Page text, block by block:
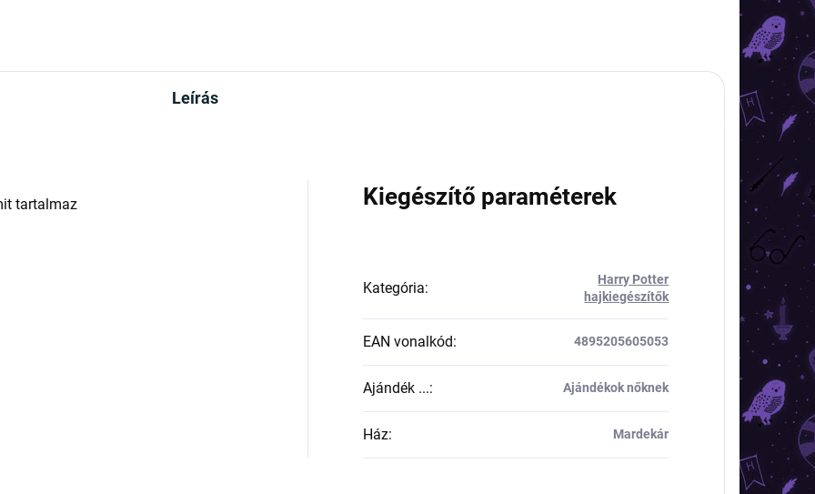
Leírás
tartalmaz
Kiegészítő paraméterek
Kategória:
Harry Potter
hajkiegészítők
EAN vonalkód: 4895205605053
Ajándék ...: Ajándékok nőknek
Ház: Mardekár